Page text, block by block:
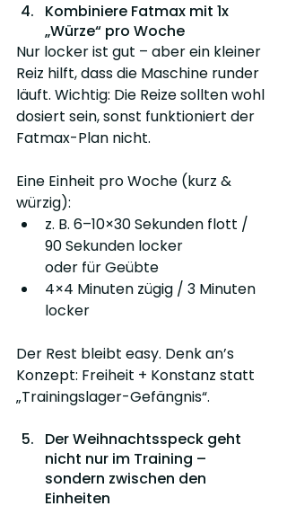
Kombiniere Fatmax mit 1x
„Würze“ pro Woche
Nur locker ist gut – aber ein kleiner
Reiz hilft, dass die Maschine runder
läuft. Wichtig: Die Reize sollten wohl
dosiert sein, sonst funktioniert der
Fatmax-Plan nicht.
Eine Einheit pro Woche (kurz &
würzig):
z. B. 6–10×30 Sekunden flott /
90 Sekunden locker
oder für Geübte
4×4 Minuten zügig / 3 Minuten
locker
Der Rest bleibt easy. Denk an’s
Konzept: Freiheit + Konstanz statt
„Trainingslager-Gefängnis“.
Der Weihnachtsspeck geht
nicht nur im Training –
sondern zwischen den
Einheiten